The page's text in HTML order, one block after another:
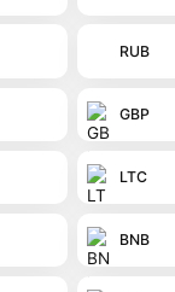
RUB
GBP
LTC
BNB